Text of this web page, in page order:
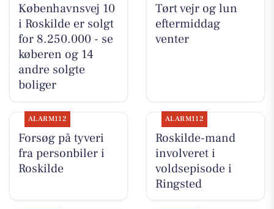
Københavnsvej 10
i Roskilde er solgt
for 8.250.000 - se
køberen og 14
andre solgte
boliger
Tørt vejr og lun
eftermiddag
venter
ALARM112
Forsøg på tyveri
fra personbiler i
Roskilde
ALARM112
Roskilde-mand
involveret i
voldsepisode i
Ringsted